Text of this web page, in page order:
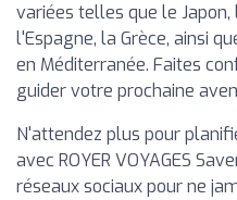
variées telles que le Japon,
l'Espagne, la Grèce, ainsi
en Méditerranée. Faites
guider votre prochaine
N'attendez plus pour
avec ROYER VOYAGES
réseaux sociaux pour ne